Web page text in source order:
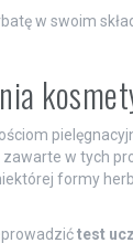
w swoim
w tych
formy
test